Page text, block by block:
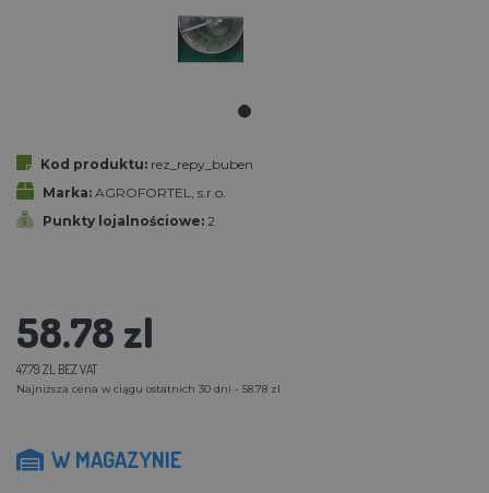
Kod produktu: rez_repy_buben
Marka: AGROFORTEL, s.r.o.
Punkty lojalnościowe: 2
58.78 zl
47.79 ZL BEZ VAT
Najniższa cena w ciągu ostatnich 30 dni - 58.78 zl
W MAGAZYNIE